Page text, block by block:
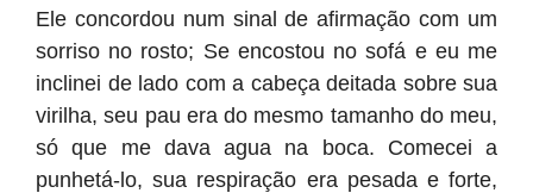
Ele concordou num sinal de afirmação com um
sorriso no rosto; Se encostou no sofá e eu me
inclinei de lado com a cabeça deitada sobre sua
virilha, seu pau era do mesmo tamanho do meu,
só que me dava agua na boca. Comecei a
punhetá-lo, sua respiração era pesada e forte,